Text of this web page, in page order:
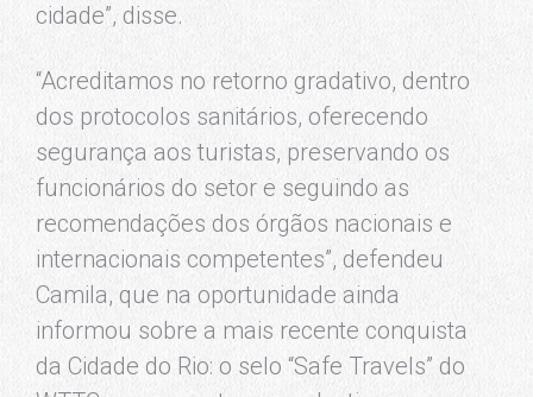
cidade”, disse.
“Acreditamos no retorno gradativo, dentro
dos protocolos sanitários, oferecendo
segurança aos turistas, preservando os
funcionários do setor e seguindo as
recomendações dos órgãos nacionais e
internacionais competentes”, defendeu
Camila, que na oportunidade ainda
informou sobre a mais recente conquista
da Cidade do Rio: o selo “Safe Travels” do